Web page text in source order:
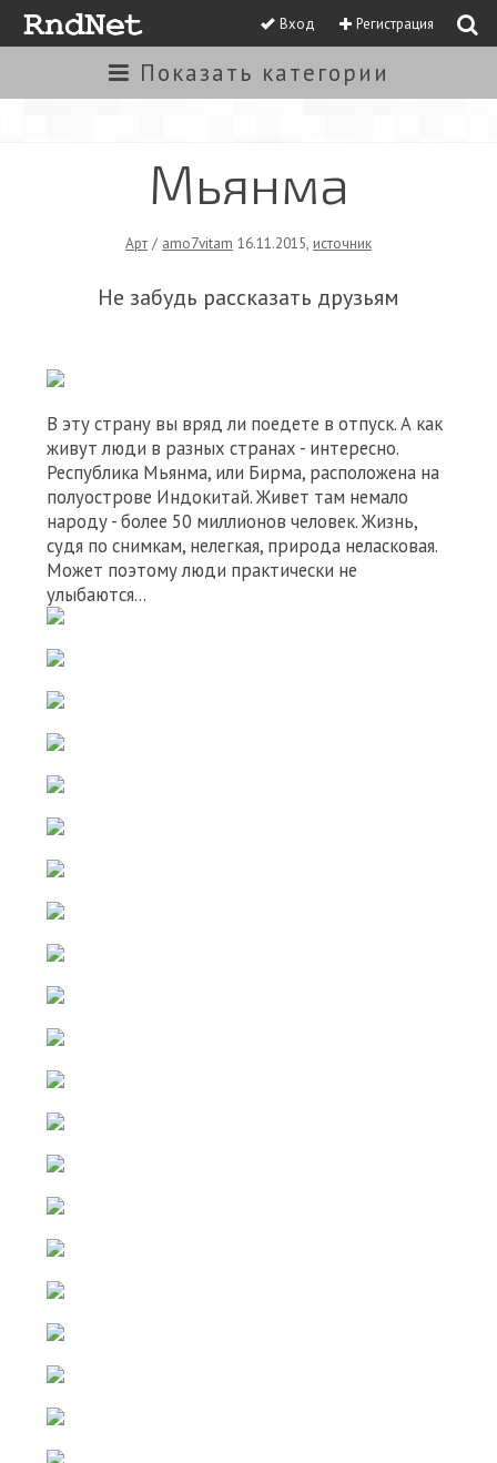
Вход Регистрация
Показать категории
Мьянма
Арт / amo7vitam 16.11.2015, источник
Не забудь рассказать друзьям
В эту страну вы вряд ли поедете в отпуск. А как
живут люди в разных странах - интересно.
Республика Мьянма, или Бирма, расположена на
полуострове Индокитай. Живет там немало
народу - более 50 миллионов человек. Жизнь,
судя по снимкам, нелегкая, природа неласковая.
Может поэтому люди практически не
улыбаются...